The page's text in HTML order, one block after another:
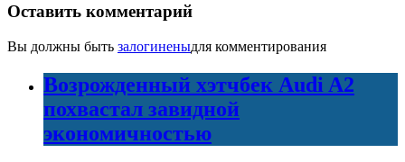
Оставить комментарий
Вы должны быть залогиненыдля комментирования
Возрожденный хэтчбек Audi A2
похвастал завидной
экономичностью